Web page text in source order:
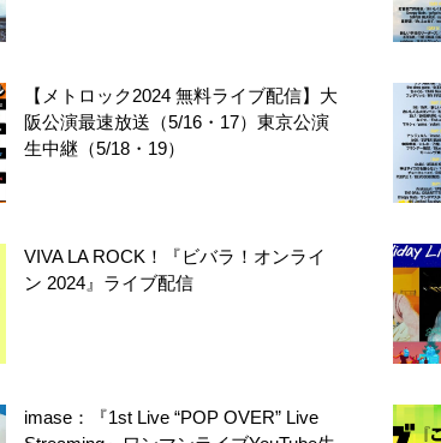
【メトロック2024 無料ライブ配信】大
阪公演最速放送（5/16・17）東京公演
生中継（5/18・19）
VIVA LA ROCK！『ビバラ！オンライ
ン 2024』ライブ配信
imase：『1st Live “POP OVER” Live